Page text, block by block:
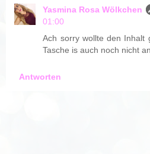
Yasmina Rosa Wölkchen
01:00
Ach sorry wollte den Inhalt
Tasche is auch noch nicht
Antworten